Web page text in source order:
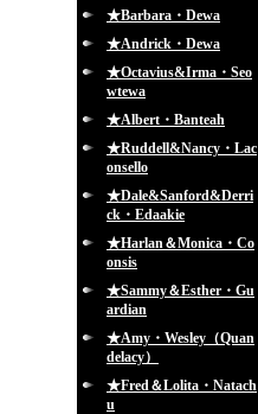
★Barbara・Dewa
★Andrick・Dewa
★Octavius&Irma・Seo
wtewa
★Albert・Banteah
★Ruddell&Nancy・Lac
onsello
★Dale&Sanford&Derri
ck・Edaakie
★Harlan＆Monica・Co
onsis
★Sammy＆Esther・Gu
ardian
★Amy・Wesley（Quan
delacy）
★Fred＆Lolita・Natach
u